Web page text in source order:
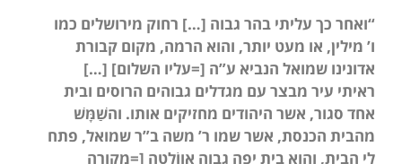
“ואחר כך עליתי בהר גבוה […] רחוק מירושלים כמו
ו’ מילין, או מעט יותר, והוא הרמה, מקום קבורת
אדונינו שמואל הנביא ע”ה [=עליו השלום] […]
ראיתי עיר מבצר עם מגדלים גבוהים הרוסים ובית
אחד סגור, אשר היהודים מחזיקים אותו. והשַׁמָּשׁ
מהבית הכנסת, אשר שמו ר’ משה ב”ר שמואל, פתח
לי הבית, והוא בית יפה גבוה אווֹלְטה [=מקורֶה